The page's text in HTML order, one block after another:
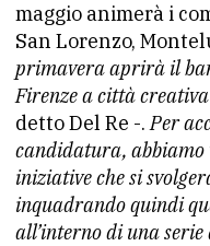
maggio animerà i
San Lorenzo,
primavera aprirà il
Firenze a città
detto Del Re -.Per
candidatura, abbiamo
iniziative che si
inquadrando quindi
all’interno di una